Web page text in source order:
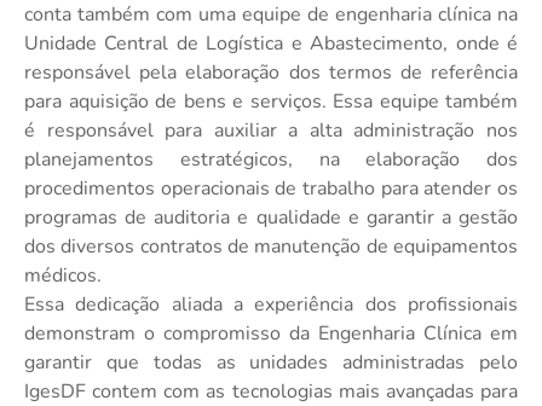
conta também com uma equipe de engenharia clínica na
Unidade Central de Logística e Abastecimento, onde é
responsável pela elaboração dos termos de referência
para aquisição de bens e serviços. Essa equipe também
é responsável para auxiliar a alta administração nos
planejamentos estratégicos, na elaboração dos
procedimentos operacionais de trabalho para atender os
programas de auditoria e qualidade e garantir a gestão
dos diversos contratos de manutenção de equipamentos
médicos.
Essa dedicação aliada a experiência dos profissionais
demonstram o compromisso da Engenharia Clínica em
garantir que todas as unidades administradas pelo
IgesDF contem com as tecnologias mais avançadas para